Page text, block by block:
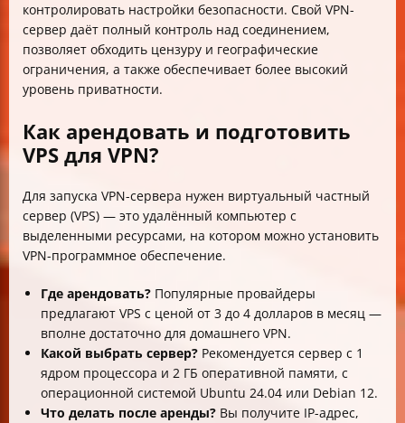
контролировать настройки безопасности. Свой VPN-
сервер даёт полный контроль над соединением,
позволяет обходить цензуру и географические
ограничения, а также обеспечивает более высокий
уровень приватности.
Как арендовать и подготовить
VPS для VPN?
Для запуска VPN-сервера нужен виртуальный частный
сервер (VPS) — это удалённый компьютер с
выделенными ресурсами, на котором можно установить
VPN-программное обеспечение.
Где арендовать? Популярные провайдеры
предлагают VPS с ценой от 3 до 4 долларов в месяц —
вполне достаточно для домашнего VPN.
Какой выбрать сервер? Рекомендуется сервер с 1
ядром процессора и 2 ГБ оперативной памяти, с
операционной системой Ubuntu 24.04 или Debian 12.
Что делать после аренды? Вы получите IP-адрес,